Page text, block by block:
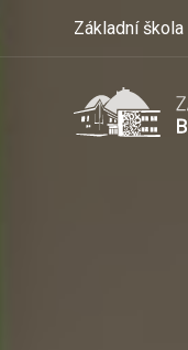
Základní škola